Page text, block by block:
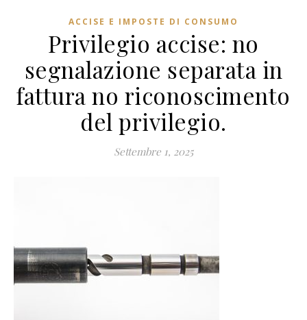
ACCISE E IMPOSTE DI CONSUMO
Privilegio accise: no
segnalazione separata in
fattura no riconoscimento
del privilegio.
Settembre 1, 2025